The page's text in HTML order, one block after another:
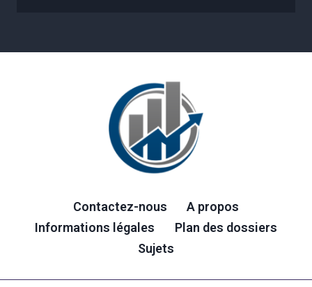
Contactez-nous
A propos
Informations légales
Plan des dossiers
Sujets